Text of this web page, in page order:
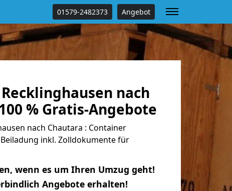
01579-2482373 Angebot
nach
% Gratis-Angebote
nach Chautara : Container
inkl. Zolldokumente für
wenn es um Ihren Umzug geht!
Angebote erhalten!